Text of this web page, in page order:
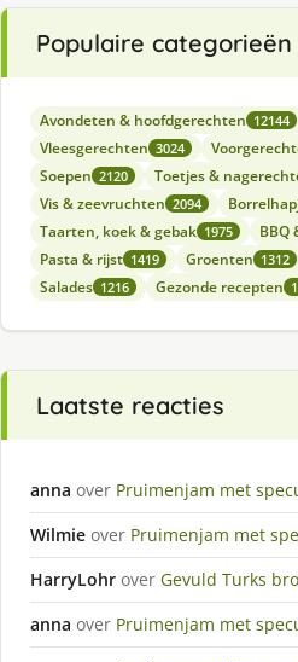
Populaire categorieën
Avondeten & hoofdgerechten 12144
Vleesgerechten 3024
Soepen 2120 Toetjes &
Vis & zeevruchten 2094
Taarten, koek & gebak 1975 BBQ
Pasta & rijst 1419 Groenten 1312
Salades 1216 Gezonde recepten
Laatste reacties
anna over Pruimenjam met
Wilmie over Pruimenjam met
HarryLohr over Gevuld Turks
anna over Pruimenjam met